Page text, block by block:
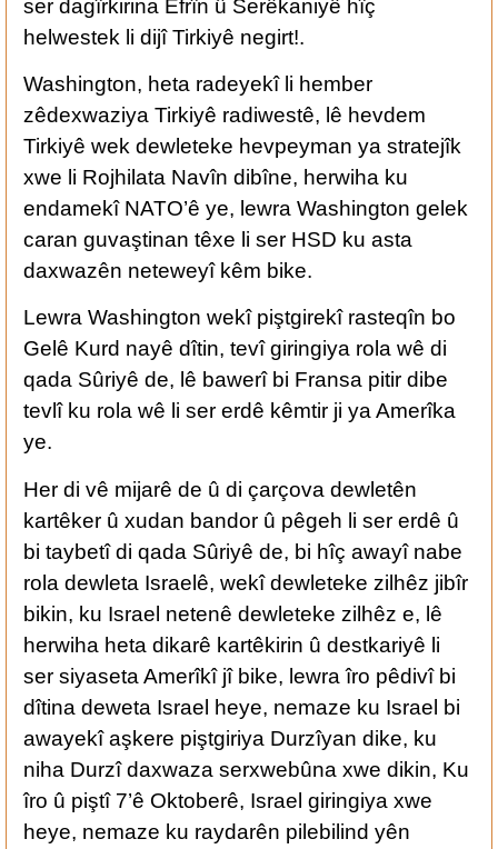
ser dagîrkirina Efrîn û Serêkaniyê hîç
helwestek li dijî Tirkiyê negirt!.
Washington, heta radeyekî li hember
zêdexwaziya Tirkiyê radiwestê, lê hevdem
Tirkiyê wek dewleteke hevpeyman ya stratejîk
xwe li Rojhilata Navîn dibîne, herwiha ku
endamekî NATO’ê ye, lewra Washington gelek
caran guvaştinan têxe li ser HSD ku asta
daxwazên neteweyî kêm bike.
Lewra Washington wekî piştgirekî rasteqîn bo
Gelê Kurd nayê dîtin, tevî giringiya rola wê di
qada Sûriyê de, lê bawerî bi Fransa pitir dibe
tevlî ku rola wê li ser erdê kêmtir ji ya Amerîka
ye.
Her di vê mijarê de û di çarçova dewletên
kartêker û xudan bandor û pêgeh li ser erdê û
bi taybetî di qada Sûriyê de, bi hîç awayî nabe
rola dewleta Israelê, wekî dewleteke zilhêz jibîr
bikin, ku Israel netenê dewleteke zilhêz e, lê
herwiha heta dikarê kartêkirin û destkariyê li
ser siyaseta Amerîkî jî bike, lewra îro pêdivî bi
dîtina deweta Israel heye, nemaze ku Israel bi
awayekî aşkere piştgiriya Durzîyan dike, ku
niha Durzî daxwaza serxwebûna xwe dikin, Ku
îro û piştî 7’ê Oktoberê, Israel giringiya xwe
heye, nemaze ku raydarên pilebilind yên